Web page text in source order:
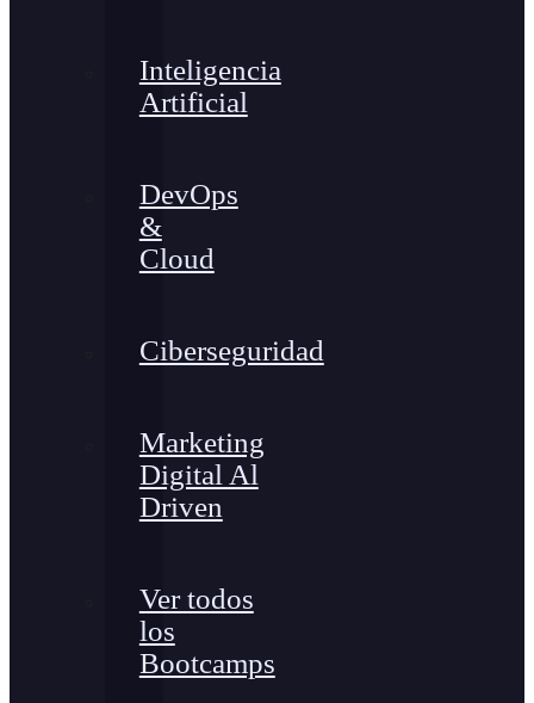
Inteligencia
Artificial
DevOps
&
Cloud
Ciberseguridad
Marketing
Digital Al
Driven
Ver todos
los
Bootcamps